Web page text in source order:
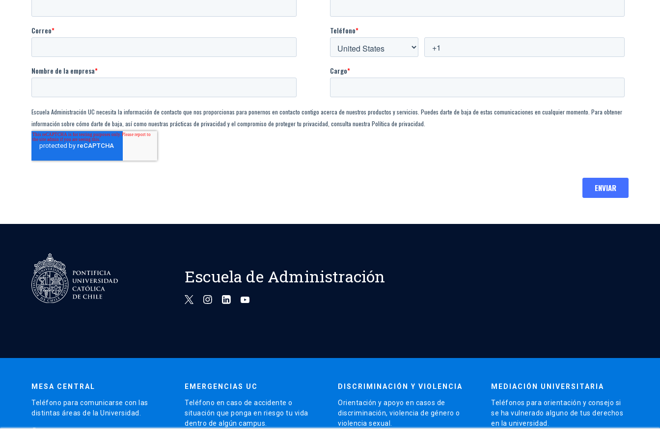
Escuela de Administración
MESA CENTRAL
Teléfono para comunicarse con las
distintas áreas de la Universidad.
phone
EMERGENCIAS UC
Teléfono en caso de accidente o
situación que ponga en riesgo tu vida
dentro de algún campus.
DISCRIMINACIÓN Y VIOLENCIA
Orientación y apoyo en casos de
discriminación, violencia de género o
violencia sexual.
MEDIACIÓN UNIVERSITARIA
Teléfonos para orientación y consejo si
se ha vulnerado alguno de tus derechos
en la universidad.